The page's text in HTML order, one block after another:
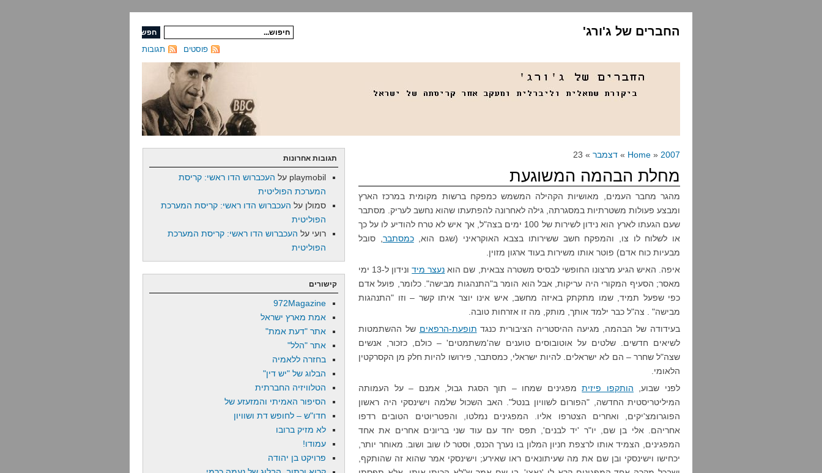
החברים של ג'ורג'
תגובות פוסטים
Home » 2007
» דצמבר » 23
מחלת הבהמה המשוגעת
מהגר מחבר העמים, מאושיות הקהילה המשמש כמפקח ברשות מקומית במרכז הארץ
ומבצע פעולות משטרתיות במסגרתה, גילה לאחרונה להפתעתו שהוא נחשב לעריק. מסתבר
שעם הגעתו לארץ הוא נידון לשירות של 100 ימים בצה"ל, אך איש לא טרח להודיע לו על כך
או לשלוח לו צו, והמפקח חשב ששירותו בצבא האוקראיני (שגם הוא,כמסתבר , סובל
מבעיות כוח אדם) פוטר אותו משירות בעוד ארגון מזוין.
איפה. האיש הגיע מרצונו החופשי לבסיס משטרה צבאית, שם הוא נעצר מיד
ונידון ל-13 ימי
מאסר; הסעיף המקורי היה עריקות, אבל הוא הומר ב"התנהגות מבישה". כלומר, פועל אדם
כפי שפעל תמיד, שמו מתקתק באיזה מחשב, איש אינו יוצר איתו קשר – וזו "התנהגות
מבישה" . צה"ל כבר ילמד אותך, מותק, מה זו אזרחות טובה.
בעידודה של הבהמה, מגיעה ההיסטריה הציבורית כנגד תופעת-הרפאים של ההשתמטות
לשיאים חדשים. שלטים על אוטובוסים טוענים שה'משתמטים' – כולם, כזכור, אנשים
שצה"ל שחרר – הם לא ישראלים. להיות ישראלי, כמסתבר, פירושו להיות חלק מן הקסרקטין
הלאומי.
לפני שבוע, הותקפו פיזיתמפגינים שמחו – תוך הסגת גבול, אמנם – על העמותה
המיליטריסטית החדשה, "הפורום לשוויון בנטל". האב השכול שלמה וישינסקי היה ראשון
הפוגרומצ'יקים, ואחרים הצטרפו אליו. המפגינים נמלטו, והפטריוטים הטובים רדפו
אחריהם. אלי בן שם, יו"ר 'יד לבנים', תפס יחד עם עוד שני בריונים אחרים את אחד
המפגינים, הצמיד אותו לרצפת חניון המלון בו נערך הכנס, וסטר לו שוב ושוב. מאוחר יותר,
יכחישו וישינסקי ובן שם את מה שעיתונאים ראו שאירע; וישינסקי אמר שהוא זה שהותקף,
תגובות אחרונות
playmobil על העכברוש הדו ראשי: קריסת
המערכת הפוליטית
סמולן על העכברוש הדו ראשי: קריסת המערכת
הפוליטית
רועי על העכברוש הדו ראשי: קריסת המערכת
הפוליטית
קישורים
972Magazine
אמת מארץ ישראל
אתר "דעת אמת"
אתר "הלל"
בחזרה ללאמיה
הבלוג של "יש דין"
הטלוויזיה החברתית
הסיפור האמיתי והמזעזע של
חדו"ש – לחופש דת ושוויון
לא מזיק ברובו
עמודו!
פרויקט בן יהודה